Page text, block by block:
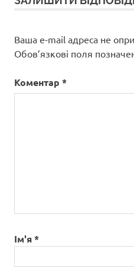
Ваша e-mail адреса не
Обов’язкові поля
Коментар *
Ім'я*